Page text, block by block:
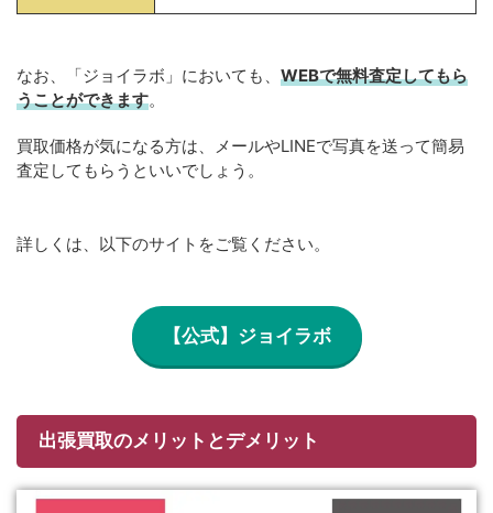
なお、「ジョイラボ」においても、 WEBで無料査定してもら
うことができます。
買取価格が気になる方は、メールやLINEで写真を送って簡易
査定してもらうといいでしょう。
詳しくは、以下のサイトをご覧ください。
【公式】ジョイラボ
出張買取のメリットとデメリット